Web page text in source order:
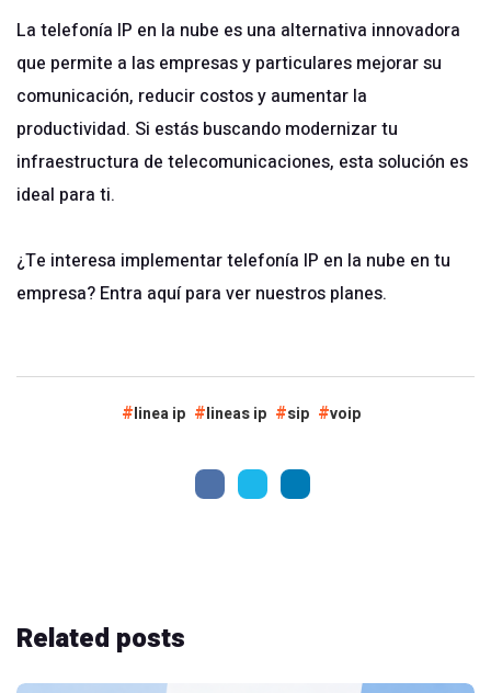
La telefonía IP en la nube es una alternativa innovadora
que permite a las empresas y particulares mejorar su
comunicación, reducir costos y aumentar la
productividad. Si estás buscando modernizar tu
infraestructura de telecomunicaciones, esta solución es
ideal para ti.
¿Te interesa implementar telefonía IP en la nube en tu
empresa? Entra aquí para ver nuestros planes.
linea ip lineas ip sip voip
Related posts